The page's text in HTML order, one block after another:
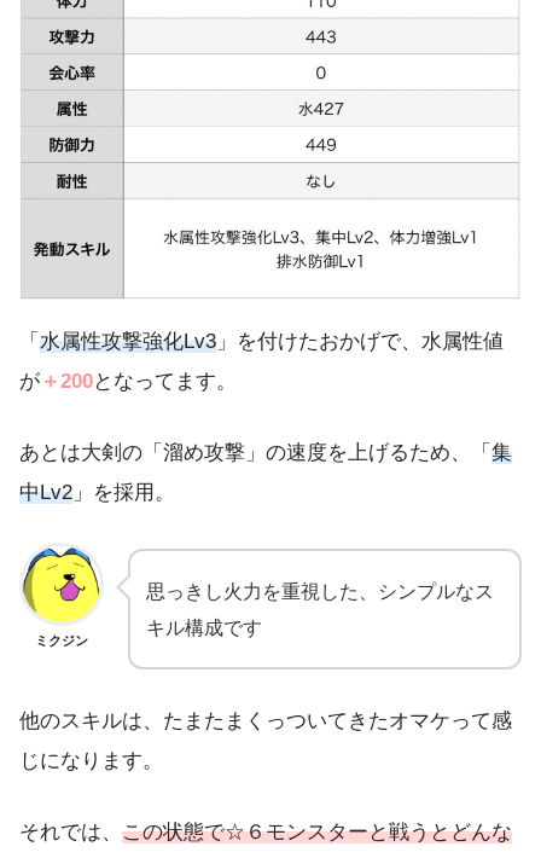
「水属性攻撃強化Lv3 」を付けたおかげで、水属性値
が ＋200となってます。
あとは大剣の「溜め攻撃」の速度を上げるため、「集
中Lv2 」を採用。
ミクジン
思っきし火力を重視した、シンプルなス
キル構成です
他のスキルは、たまたまくっついてきたオマケって感
じになります。
それでは、 この状態で☆６モンスターと戦うとどんな